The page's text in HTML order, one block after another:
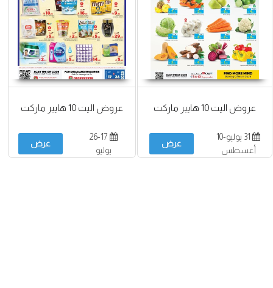
عروض اليت 10 هايبر ماركت
31 يوليو-10
أغسطس
عرض
عروض اليت 10 هايبر ماركت
26-17
يوليو
عرض